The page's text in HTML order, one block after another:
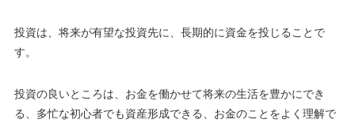
投資は、将来が有望な投資先に、長期的に資金を投じることで
す。
投資の良いところは、お金を働かせて将来の生活を豊かにでき
る、 多忙な初心者でも資産形成できる、お金のことをよく理解で